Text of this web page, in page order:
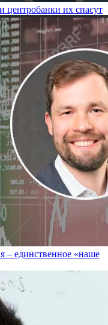
центробанки их спасут
– единственное «наше